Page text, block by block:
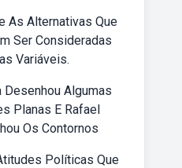
As Alternativas Que
Ser Consideradas
Variáveis.
Desenhou Algumas
Planas E Rafael
Os Contornos
Políticas Que